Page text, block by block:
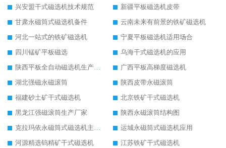
兴安盟干式磁选机技术规范
新疆平板磁选机皮带
甘肃永磁筒式磁选机备件
云南未来有前景的铁矿磁选机
河北一站式的铁矿磁选机
宁夏平板磁选机适用场合
四川锰矿平板磁选
乌海干式磁选机的应用
陕西平板全自动磁选机生产厂家
广西平板高梯度磁选机
湖北强磁永磁滚筒
陕西皮带永磁滚筒
福建砂土矿干式磁选机
北京铁矿干式磁选机
黑龙江强磁滚筒生产厂家
陕西永磁滚筒结构图
克拉玛依永磁筒式磁选机主要技术参数
运城永磁筒式磁选机应用
河源精选钨精矿干式磁选机
江苏铁矿干式磁选机